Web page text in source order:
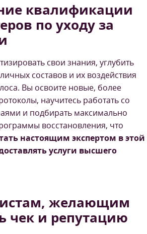
квалификации
по уходу за
свои знания, углубить
составов и их воздействия
Вы освоите новые, более
научитесь работать со
и подбирать максимально
восстановления, что
настоящим экспертом в этой
услуги высшего
желающим
чек и репутацию